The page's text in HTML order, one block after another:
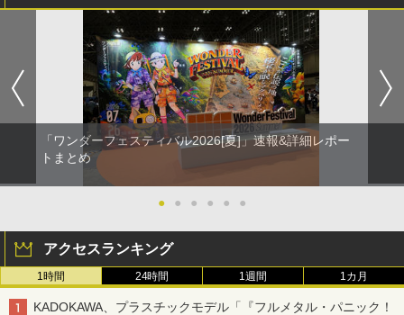
「ワンダーフェスティバル2026[夏]」速報&詳細レポー
トまとめ
● ● ● ● ● ●
アクセスランキング
1時間 24時間 1週間 1カ月
KADOKAWA、プラスチックモデル「『フルメタル・パニック！